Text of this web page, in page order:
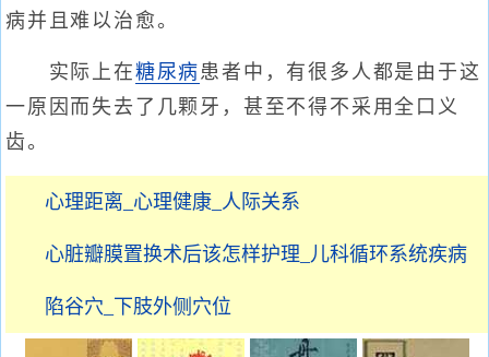
病并且难以治愈。
实际上在糖尿病患者中，有很多人都是由于这
一原因而失去了几颗牙，甚至不得不采用全口义
齿。
心理距离_心理健康_人际关系
心脏瓣膜置换术后该怎样护理_儿科循环系统疾病
陷谷穴_下肢外侧穴位